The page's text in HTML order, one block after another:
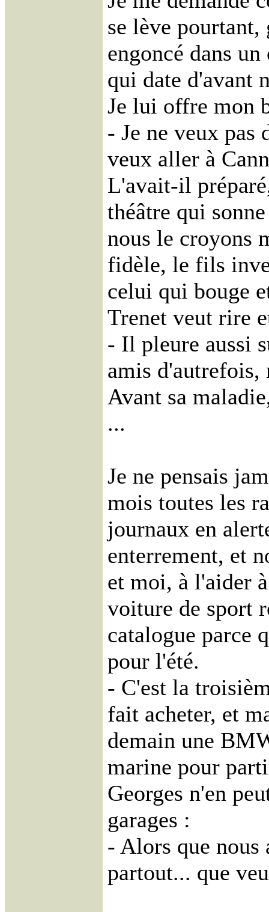
se lève pourtant,
engoncé dans
qui date d'avant
Je lui offre mon
- Je ne veux pas
veux aller à
L'avait-il
théâtre qui
nous le croyons
fidèle, le fils
celui qui bouge
Trenet veut rire
- Il pleure aussi
amis d'autrefois,
Avant sa
...
Je ne pensais
mois toutes les
journaux en
enterrement, et
et moi, à l'aider
voiture de sport
catalogue parce
pour l'été.
- C'est la
fait acheter, et
demain une
marine pour
Georges n'en
garages :
- Alors que nous
partout... que